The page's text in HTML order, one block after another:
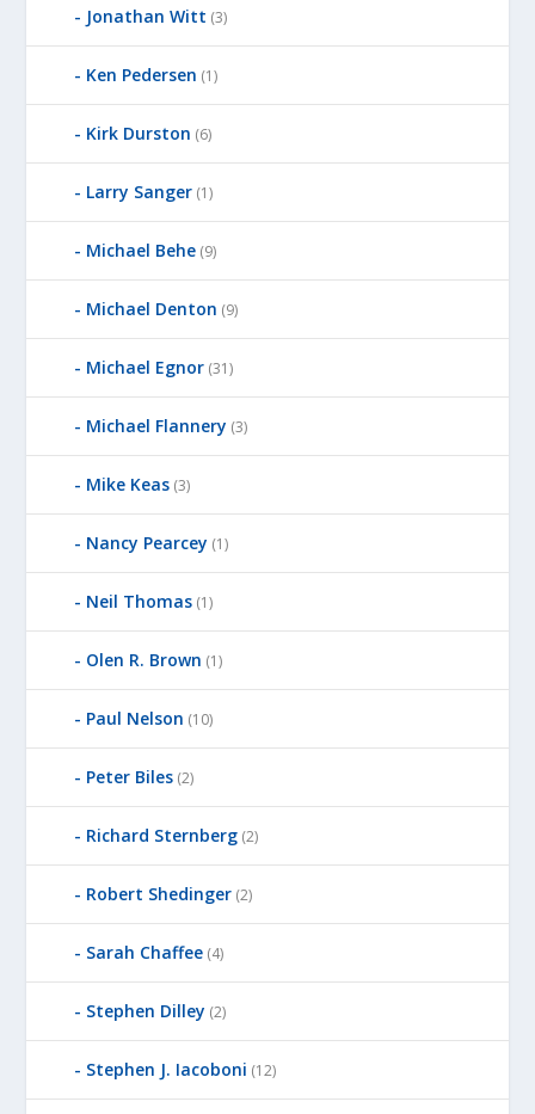
Jonathan Witt (3)
Ken Pedersen (1)
Kirk Durston (6)
Larry Sanger (1)
Michael Behe (9)
Michael Denton (9)
Michael Egnor (31)
Michael Flannery (3)
Mike Keas (3)
Nancy Pearcey (1)
Neil Thomas (1)
Olen R. Brown (1)
Paul Nelson (10)
Peter Biles (2)
Richard Sternberg (2)
Robert Shedinger (2)
Sarah Chaffee (4)
Stephen Dilley (2)
Stephen J. Iacoboni (12)
Y